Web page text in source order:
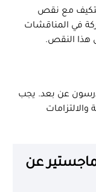
مع نقص
في المناقشات
هذا النقص.
عن بعد. يجب
عن